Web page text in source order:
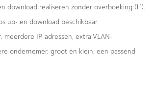
download realiseren zonder overboeking (1:1).
up- en download beschikbaar.
meerdere IP-adressen, extra VLAN-
ondernemer, groot én klein, een passend